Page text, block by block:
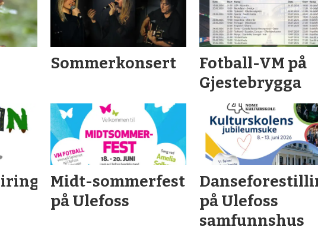
Sommerkonsert
Fotball-VM på
Gjestebrygga
Midt-sommerfest
på Ulefoss
på Ulefoss
samfunnshus